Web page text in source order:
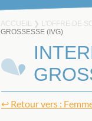
ACCUEIL ❯ L'OFFRE DE
GROSSESSE (IVG)
↩ Retour vers :